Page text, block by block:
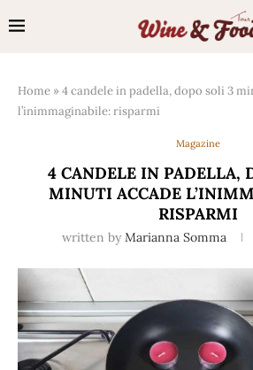
Home »4 candele in padella, dopo soli 3
l’inimmaginabile: risparmi
Magazine
4 CANDELE IN PADELLA,
MINUTI ACCADE
RISPARMI
written by Marianna Somma